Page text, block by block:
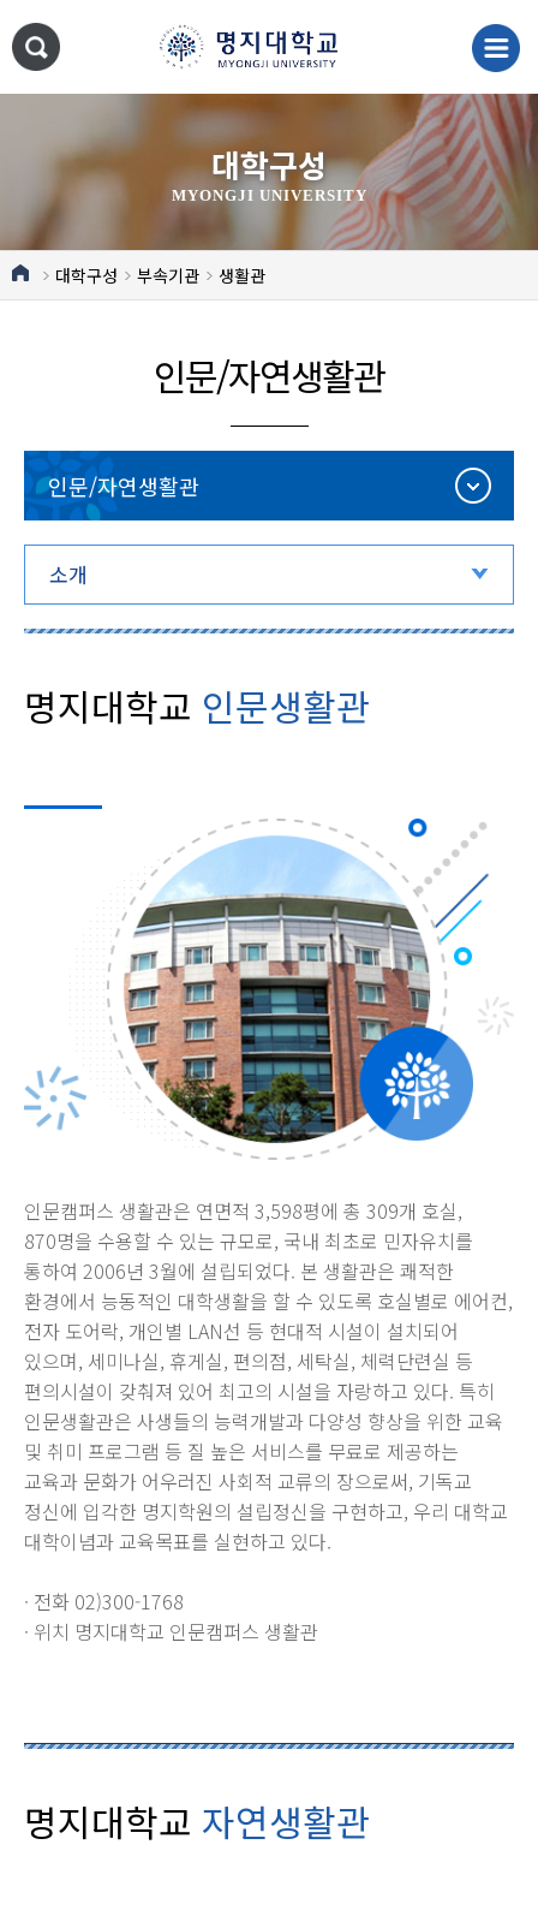
대학구성
MYONGJI UNIVERSITY
대학구성 부속기관 생활관
인문/자연생활관
인문/자연생활관
소개
명지대학교 인문생활관
인문캠퍼스 생활관은 연면적 3,598평에 총 309개 호실,
870명을 수용할 수 있는 규모로, 국내 최초로 민자유치를
통하여 2006년 3월에 설립되었다. 본 생활관은 쾌적한
환경에서 능동적인 대학생활을 할 수 있도록 호실별로 에어컨,
전자 도어락, 개인별 LAN선 등 현대적 시설이 설치되어
있으며, 세미나실, 휴게실, 편의점, 세탁실, 체력단련실 등
편의시설이 갖춰져 있어 최고의 시설을 자랑하고 있다. 특히
인문생활관은 사생들의 능력개발과 다양성 향상을 위한 교육
및 취미 프로그램 등 질 높은 서비스를 무료로 제공하는
교육과 문화가 어우러진 사회적 교류의 장으로써, 기독교
정신에 입각한 명지학원의 설립정신을 구현하고, 우리 대학교
대학이념과 교육목표를 실현하고 있다.
· 전화 02)300-1768
· 위치 명지대학교 인문캠퍼스 생활관
명지대학교 자연생활관